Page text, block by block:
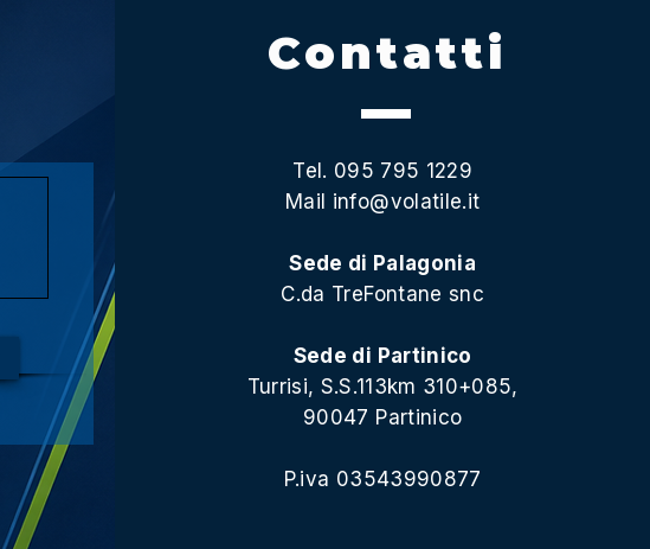
Contatti
Tel. 095 795 1229
Mail info@volatile.it
Sede di Palagonia
C.da TreFontane snc
Sede di Partinico
Turrisi, S.S.113km 310+085,
90047 Partinico
P.iva 03543990877